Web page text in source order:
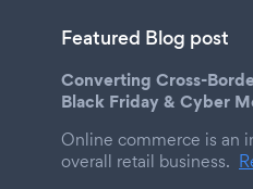
Featured Blog post
Converting Cross-
Black Friday & Cyber
Online commerce is an
overall retail business.